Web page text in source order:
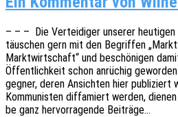
– – – Die Vertei­di­ger unse­rer
täuschen gern mit den Begrif­fen
Markt­wirt­schaft“ und beschö­ni­gen
Öffent­lich­keit schon anrü­chig
geg­ner, deren Ansich­ten hier publi­ziert
Kommu­nis­ten diffa­miert werden,
be ganz hervor­ra­gen­de Beiträge…